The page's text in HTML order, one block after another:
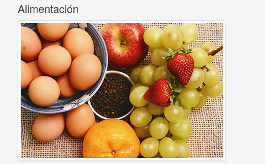
Alimentación